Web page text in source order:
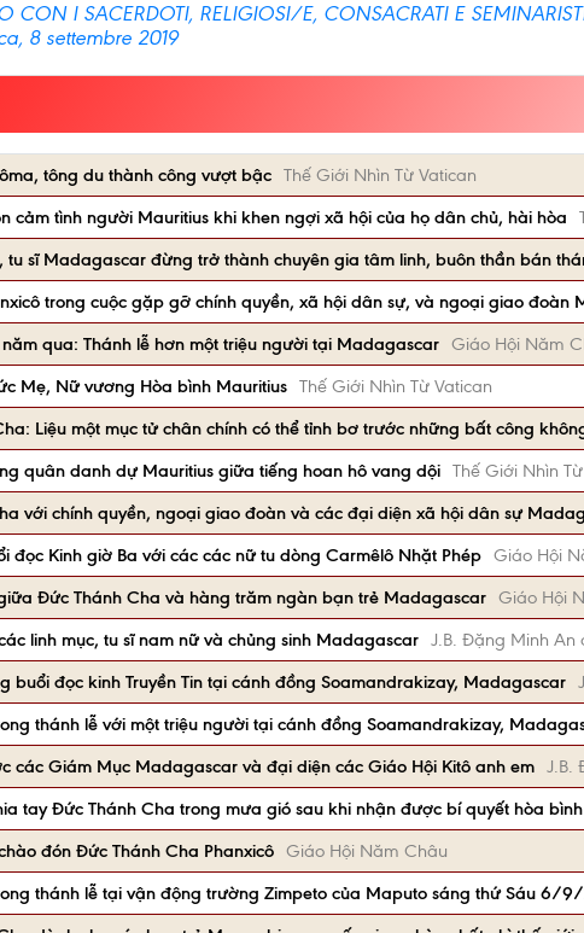
CON I SACERDOTI, RELIGIOSI/E, CONSACRATI E
8 settembre 2019
tông du thành công vượt bậc Thế Giới Nhìn Từ Vatican
cảm tình người Mauritius khi khen ngợi xã hội của họ dân chủ, hài hòa
tu sĩ Madagascar đừng trở thành chuyên gia tâm linh, buôn thần bán
trong cuộc gặp gỡ chính quyền, xã hội dân sự, và ngoại giao đoàn
qua: Thánh lễ hơn một triệu người tại Madagascar Giáo Hội Năm
Mẹ, Nữ vương Hòa bình Mauritius Thế Giới Nhìn Từ Vatican
Liệu một mục tử chân chính có thể tỉnh bơ trước những bất công
quân danh dự Mauritius giữa tiếng hoan hô vang dội Thế Giới Nhìn
với chính quyền, ngoại giao đoàn và các đại diện xã hội dân sự
đọc Kinh giờ Ba với các các nữ tu dòng Carmêlô Nhặt Phép Giáo Hội
Đức Thánh Cha và hàng trăm ngàn bạn trẻ Madagascar Giáo Hội
linh mục, tu sĩ nam nữ và chủng sinh Madagascar J.B. Đặng Minh An
buổi đọc kinh Truyền Tin tại cánh đồng Soamandrakizay, Madagascar
thánh lễ với một triệu người tại cánh đồng Soamandrakizay,
các Giám Mục Madagascar và đại diện các Giáo Hội Kitô anh em J.B.
tay Đức Thánh Cha trong mưa gió sau khi nhận được bí quyết hòa bình
đón Đức Thánh Cha Phanxicô Giáo Hội Năm Châu
thánh lễ tại vận động trường Zimpeto của Maputo sáng thứ Sáu 6/